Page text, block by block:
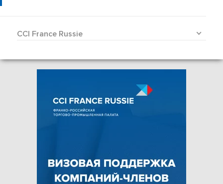
CCI France Russie